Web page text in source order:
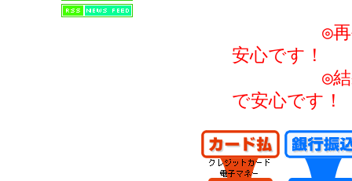
◎
安心です！
◎結果の
で安心です！